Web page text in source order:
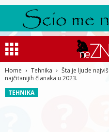
Home Tehnika
Šta je ljude
najčitanijih članaka u 2023.
TEHNIKA